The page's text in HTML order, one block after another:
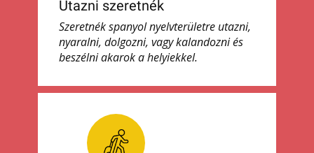
Utazni szeretnék
Szeretnék spanyol nyelvterületre utazni,
nyaralni, dolgozni, vagy kalandozni és
beszélni akarok a helyiekkel.